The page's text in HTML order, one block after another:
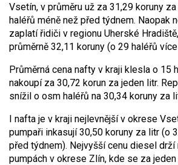
Vsetín, v průměru už za 31,29 koruny
haléřů méně než před týdnem. Naopak
zaplatí řidiči v regionu Uherské
průměrně 32,11 koruny (o 29 haléřů
Průměrná cena nafty v kraji klesla o 15
nakoupí za 30,72 korun za jeden litr.
snížil o osm haléřů na 30,34 koruny za
I nafta je v kraji nejlevnější v okrese
pumpaři inkasují 30,50 koruny za litr (o
před týdnem). Nejvyšší cenu diesel drží
pumpách v okrese Zlín, kde se za